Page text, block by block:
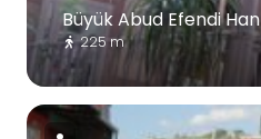
Büyük Abud Efendi Han
225 m